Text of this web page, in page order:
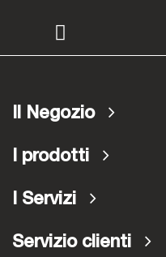
Il Negozio
I prodotti
I Servizi
Servizio clienti